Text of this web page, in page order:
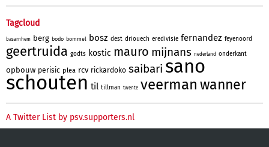
Tagcloud
basarnhem berg bodo bommel bosz dest driouech eredivisie fernandez feyenoord
geertruida godts kostic mauro mijnans nederland onderkant
opbouw perisic plea rcv rickardoko saibari sano
schouten til tillman twente veerman wanner
A Twitter List by psv.supporters.nl